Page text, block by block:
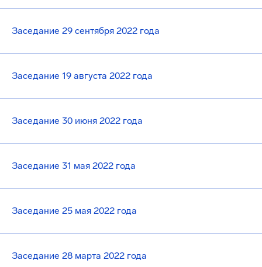
Заседание 29 сентября 2022 года
Заседание 19 августа 2022 года
Заседание 30 июня 2022 года
Заседание 31 мая 2022 года
Заседание 25 мая 2022 года
Заседание 28 марта 2022 года